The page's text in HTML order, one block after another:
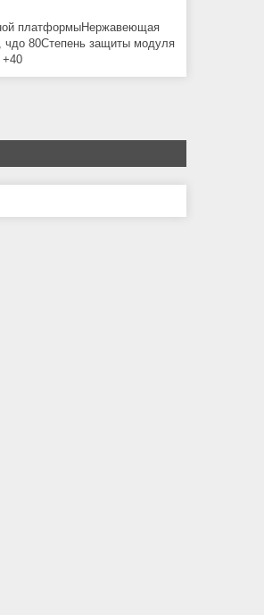
платформыНержавеющая
чдо 80Степень защиты модуля
+40